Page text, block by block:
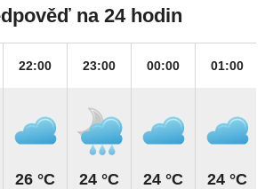
na 24 hodin
22:00
26 °C
23:00
24 °C
00:00
24 °C
01:00
24 °C